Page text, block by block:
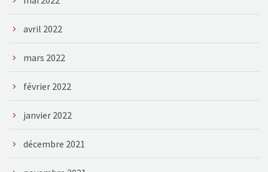
avril 2022
mars 2022
février 2022
janvier 2022
décembre 2021